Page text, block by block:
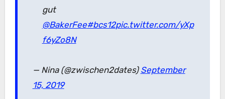
gut
@BakerFee#bcs12pic.twitter.com/yXp
f6yZo8N
— Nina (@zwischen2dates) September
15, 2019